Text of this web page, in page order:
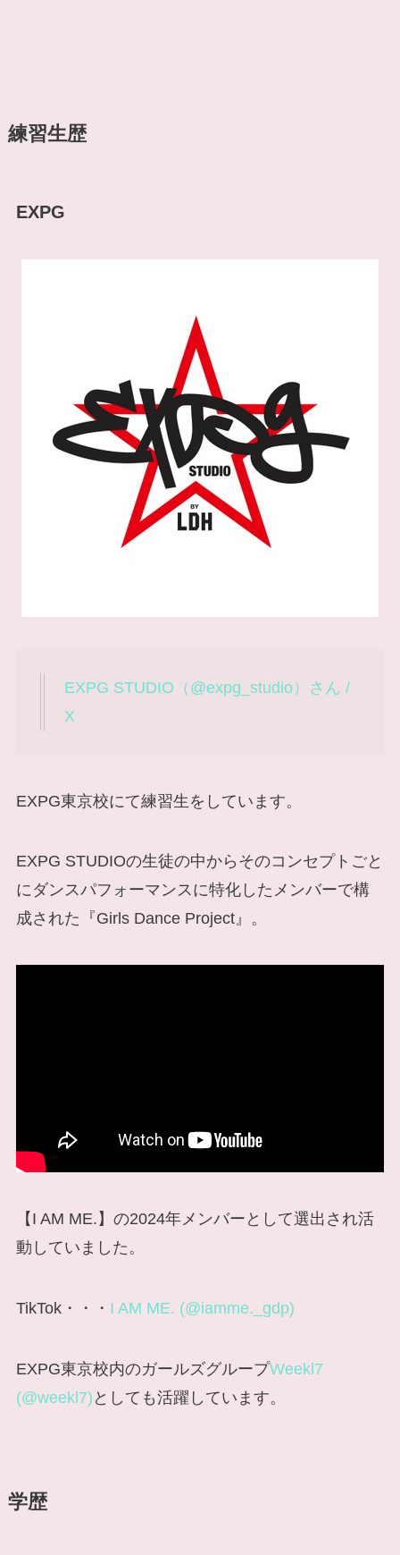
練習生歴
EXPG
EXPG STUDIO（@expg_studio）さん /
X
EXPG東京校にて練習生をしています。
EXPG STUDIOの生徒の中からそのコンセプトごと
にダンスパフォーマンスに特化したメンバーで構
成された『Girls Dance Project』。
【I AM ME.】の2024年メンバーとして選出され活
動していました。
TikTok・・・ I AM ME. (@iamme._gdp)
EXPG東京校内のガールズグループWeekl7
(@weekl7) としても活躍しています。
学歴